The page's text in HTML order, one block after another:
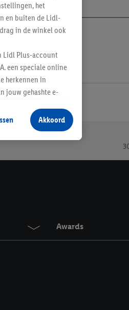
Awards
het
en buiten de Lidl-
in de winkel ook
Lidl Plus-account
een speciale online
herkennen in
jouw gehashte e-
producten waarin je
te plaatsen
verschillende
kunnen worden
vergelijkbare
in te
Akkoord